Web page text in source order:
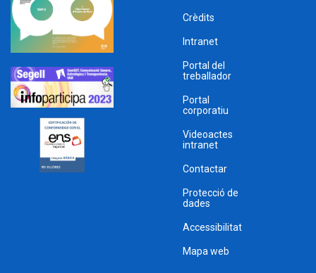
Crèdits
Intranet
Portal del
treballador
Portal
corporatiu
Videoactes
intranet
Contactar
Protecció de
dades
Accessibilitat
Mapa web